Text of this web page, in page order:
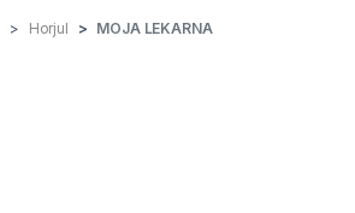
Horjul MOJA LEKARNA